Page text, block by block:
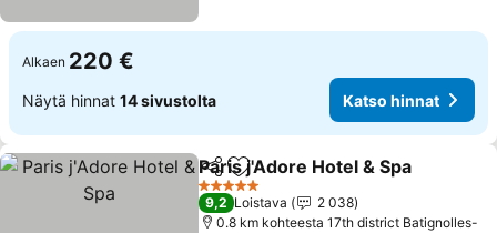
Alkaen 220 €
Näytä hinnat 14 sivustolta Katso hinnat
Jaa Lisää suosikkeihin
Paris j'Adore Hotel & Spa
5 Tähtiluokitus
9,2 Loistava
2 038
0.8 km kohteesta 17th district Batignolles-